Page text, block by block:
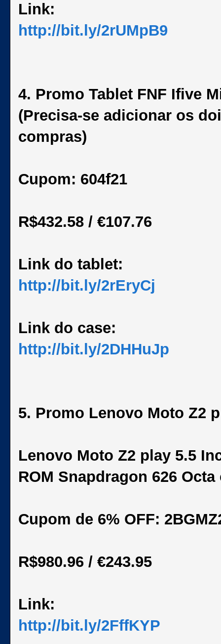
Link:
http://bit.ly/2rUMpB9
4. Promo Tablet FNF Ifive
(Precisa-se adicionar os
compras)
Cupom: 604f21
R$432.58 / €107.76
Link do tablet:
http://bit.ly/2rEryCj
Link do case:
http://bit.ly/2DHHuJp
5. Promo Lenovo Moto Z2
Lenovo Moto Z2 play 5.5
ROM Snapdragon 626
Cupom de 6% OFF:
R$980.96 / €243.95
Link:
http://bit.ly/2FffKYP